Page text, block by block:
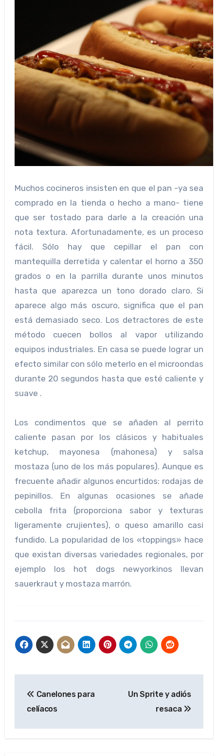
Muchos cocineros insisten en que el pan -ya sea
comprado en la tienda o hecho a mano- tiene
que ser tostado para darle a la creación una
nota textura. Afortunadamente, es un proceso
fácil. Sólo hay que cepillar el pan con
mantequilla derretida y calentar el horno a 350
grados o en la parrilla durante unos minutos
hasta que aparezca un tono dorado claro. Si
aparece algo más oscuro, significa que el pan
está demasiado seco. Los detractores de este
método cuecen bollos al vapor utilizando
equipos industriales. En casa se puede lograr un
efecto similar con sólo meterlo en el microondas
durante 20 segundos hasta que esté caliente y
suave .
Los condimentos que se añaden al perrito
caliente pasan por los clásicos y habituales
ketchup, mayonesa (mahonesa) y salsa
mostaza (uno de los más populares). Aunque es
frecuente añadir algunos encurtidos: rodajas de
pepinillos. En algunas ocasiones se añade
cebolla frita (proporciona sabor y texturas
ligeramente crujientes), o queso amarillo casi
fundido. La popularidad de los «toppings» hace
que existan diversas variedades regionales, por
ejemplo los hot dogs newyorkinos llevan
sauerkraut y mostaza marrón.
de
Canelones para
celíacos
Un Sprite y adiós
resaca